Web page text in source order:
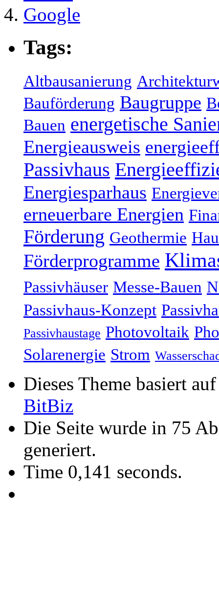
Google
Tags:
Altbausanierung
Bauförderung Baugruppe
Bauen energetische
Energieausweis
Passivhaus
Energiesparhaus
erneuerbare Energien
Förderung Geothermie
Förderprogramme
Passivhäuser Messe-Bauen
Passivhaus-Konzept
Passivhaustage Photovoltaik
Solarenergie Strom
Dieses Theme basiert
BitBiz
Die Seite wurde in 75
generiert.
Time 0,141 seconds.